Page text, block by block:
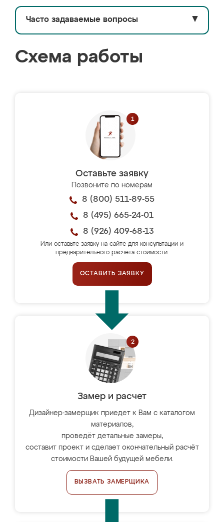
Часто задаваемые вопросы ▼
Схема работы
Оставьте заявку
Позвоните по номерам
8 (800) 511-89-55
8 (495) 665-24-01
8 (926) 409-68-13
Или оставьте заявку на сайте для консультации и
предварительного расчёта стоимости.
ОСТАВИТЬ ЗАЯВКУ
Замер и расчет
Дизайнер-замерщик приедет к Вам с каталогом
материалов,
проведёт детальные замеры,
составит проект и сделает окончательный расчёт
стоимости Вашей будущей мебели.
ВЫЗВАТЬ ЗАМЕРЩИКА